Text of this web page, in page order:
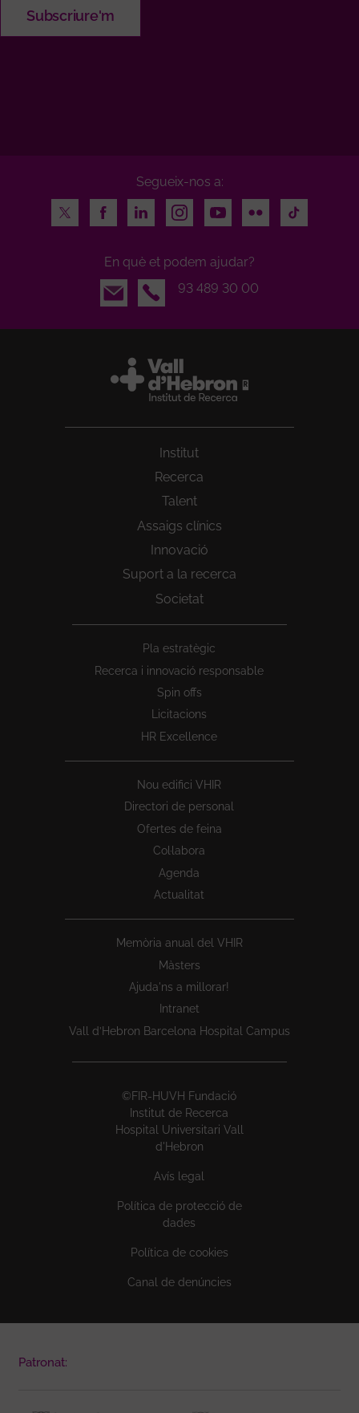
Segueix-nos a:
Twitter
FacebookLinkedInInstagramYoutubeFlickr TikTok
En què et podem ajudar?
Email
93 489 30 00
Institut
Recerca
Talent
Assaigs clínics
Innovació
Suport a la recerca
Societat
Pla estratègic
Recerca i innovació responsable
Spin offs
Licitacions
HR Excellence
Nou edifici VHIR
Directori de personal
Ofertes de feina
Col·labora
Agenda
Actualitat
Memòria anual del VHIR
Màsters
Ajuda'ns a millorar!
Intranet
Vall d’Hebron Barcelona Hospital Campus
©FIR-HUVH Fundació
Institut de Recerca
Hospital Universitari Vall
d'Hebron
Avís legal
Política de protecció de
dades
Política de cookies
Canal de denúncies
Patronat: